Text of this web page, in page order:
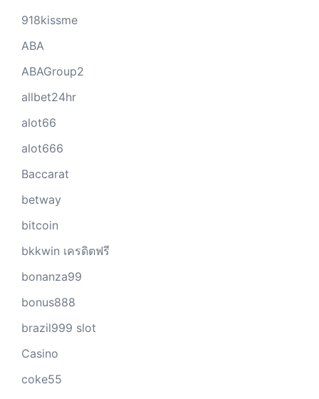
918kissme
ABA
ABAGroup2
allbet24hr
alot66
alot666
Baccarat
betway
bitcoin
bkkwin เครดิตฟรี
bonanza99
bonus888
brazil999 slot
Casino
coke55